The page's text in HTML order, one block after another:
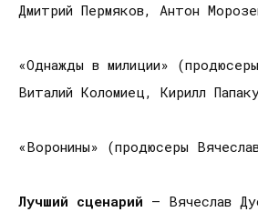
Дмитрий Пермяков, Антон
«Однажды в милиции»
Виталий Коломиец, Кирилл
«Воронины» (продюсеры
Лучший сценарий — Вячеслав